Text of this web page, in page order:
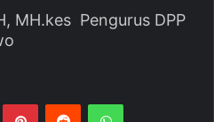
MH.kes Pengurus DPP